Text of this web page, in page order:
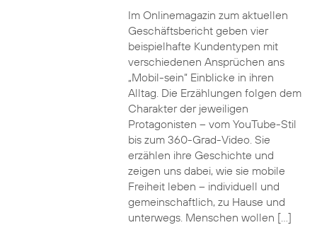
Im Onlinemagazin zum aktuellen
Geschäftsbericht geben vier
beispielhafte Kundentypen mit
verschiedenen Ansprüchen ans
„Mobil-sein“ Einblicke in ihren
Alltag. Die Erzählungen folgen dem
Charakter der jeweiligen
Protagonisten – vom YouTube-Stil
bis zum 360-Grad-Video. Sie
erzählen ihre Geschichte und
zeigen uns dabei, wie sie mobile
Freiheit leben – individuell und
gemeinschaftlich, zu Hause und
unterwegs. Menschen wollen […]